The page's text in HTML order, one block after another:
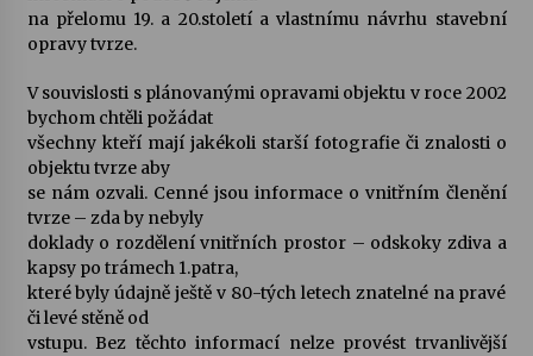
na přelomu 19. a 20.století a vlastnímu návrhu stavební
opravy tvrze.
V souvislosti s plánovanými opravami objektu v roce 2002
bychom chtěli požádat
všechny kteří mají jakékoli starší fotografie či znalosti o
objektu tvrze aby
se nám ozvali. Cenné jsou informace o vnitřním členění
tvrze – zda by nebyly
doklady o rozdělení vnitřních prostor – odskoky zdiva a
kapsy po trámech 1.patra,
které byly údajně ještě v 80-tých letech znatelné na pravé
či levé stěně od
vstupu. Bez těchto informací nelze provést trvanlivější